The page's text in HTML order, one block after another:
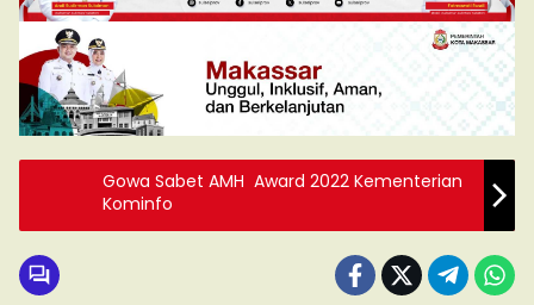
Gowa Sabet AMH Award 2022 Kementerian
Kominfo